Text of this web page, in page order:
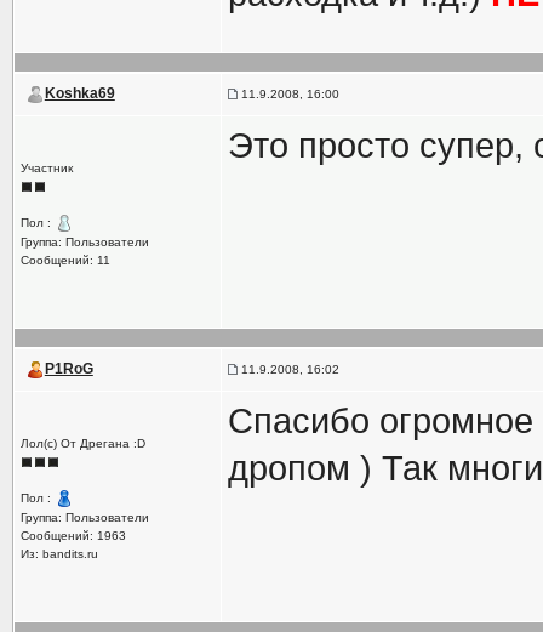
Koshka69 11.9.2008, 16:00
Участник
Пол :
Группа: Пользователи
Сообщений: 11
Это просто супер,
P1RoG 11.9.2008, 16:02
Лол(с) От Дрегана :D
Пол :
Группа: Пользователи
Сообщений: 1963
Из: bandits.ru
Спасибо огромное
дропом ) Так